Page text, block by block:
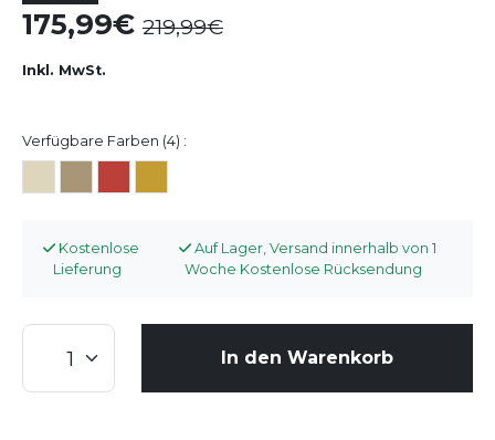
175,99 219,99
Inkl. MwSt.
Verfügbare Farben (4) :
Kostenlose
Lieferung
Auf Lager, Versand innerhalb von 1
Woche Kostenlose Rücksendung
In den Warenkorb